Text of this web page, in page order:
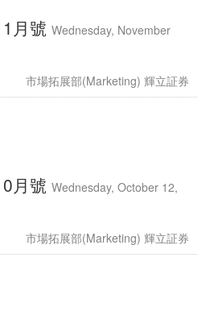
月號 Wednesday, November
市場拓展部(Marketing) 輝立証券
月號 Wednesday, October 12,
市場拓展部(Marketing) 輝立証券